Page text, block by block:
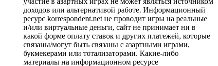
доходов или альтернативой работе. Информационный
ресурс korrespondent.net не проводит игры на реальные
и/или виртуальные деньги, сайт не принимает ни в
какой форме оплату ставок и других платежей, которые
связаны/могут быть связаны с азартными играми,
букмекерами или тотализаторами. Какие-либо
материалы на информационном ресурсе